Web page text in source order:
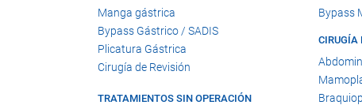
Manga gástrica
Bypass Gástrico / SADIS
Plicatura Gástrica
Cirugía de Revisión
TRATAMIENTOS SIN OPERACIÓN
Bypass
CIRUGÍA